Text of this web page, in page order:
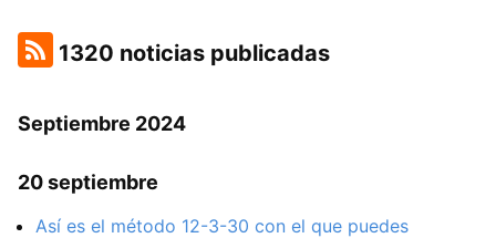
1320 noticias publicadas
Septiembre 2024
20 septiembre
Así es el método 12-3-30 con el que puedes